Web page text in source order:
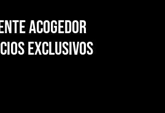
acogedor
exclusivos